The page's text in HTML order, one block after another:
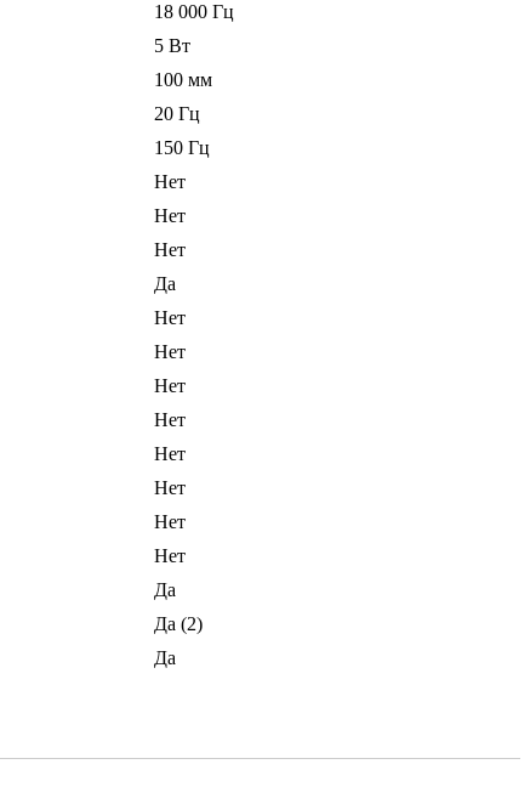
18 000 Гц
5 Вт
100 мм
20 Гц
150 Гц
Нет
Нет
Нет
Да
Нет
Нет
Нет
Нет
Нет
Нет
Нет
Нет
Да
Да (2)
Да